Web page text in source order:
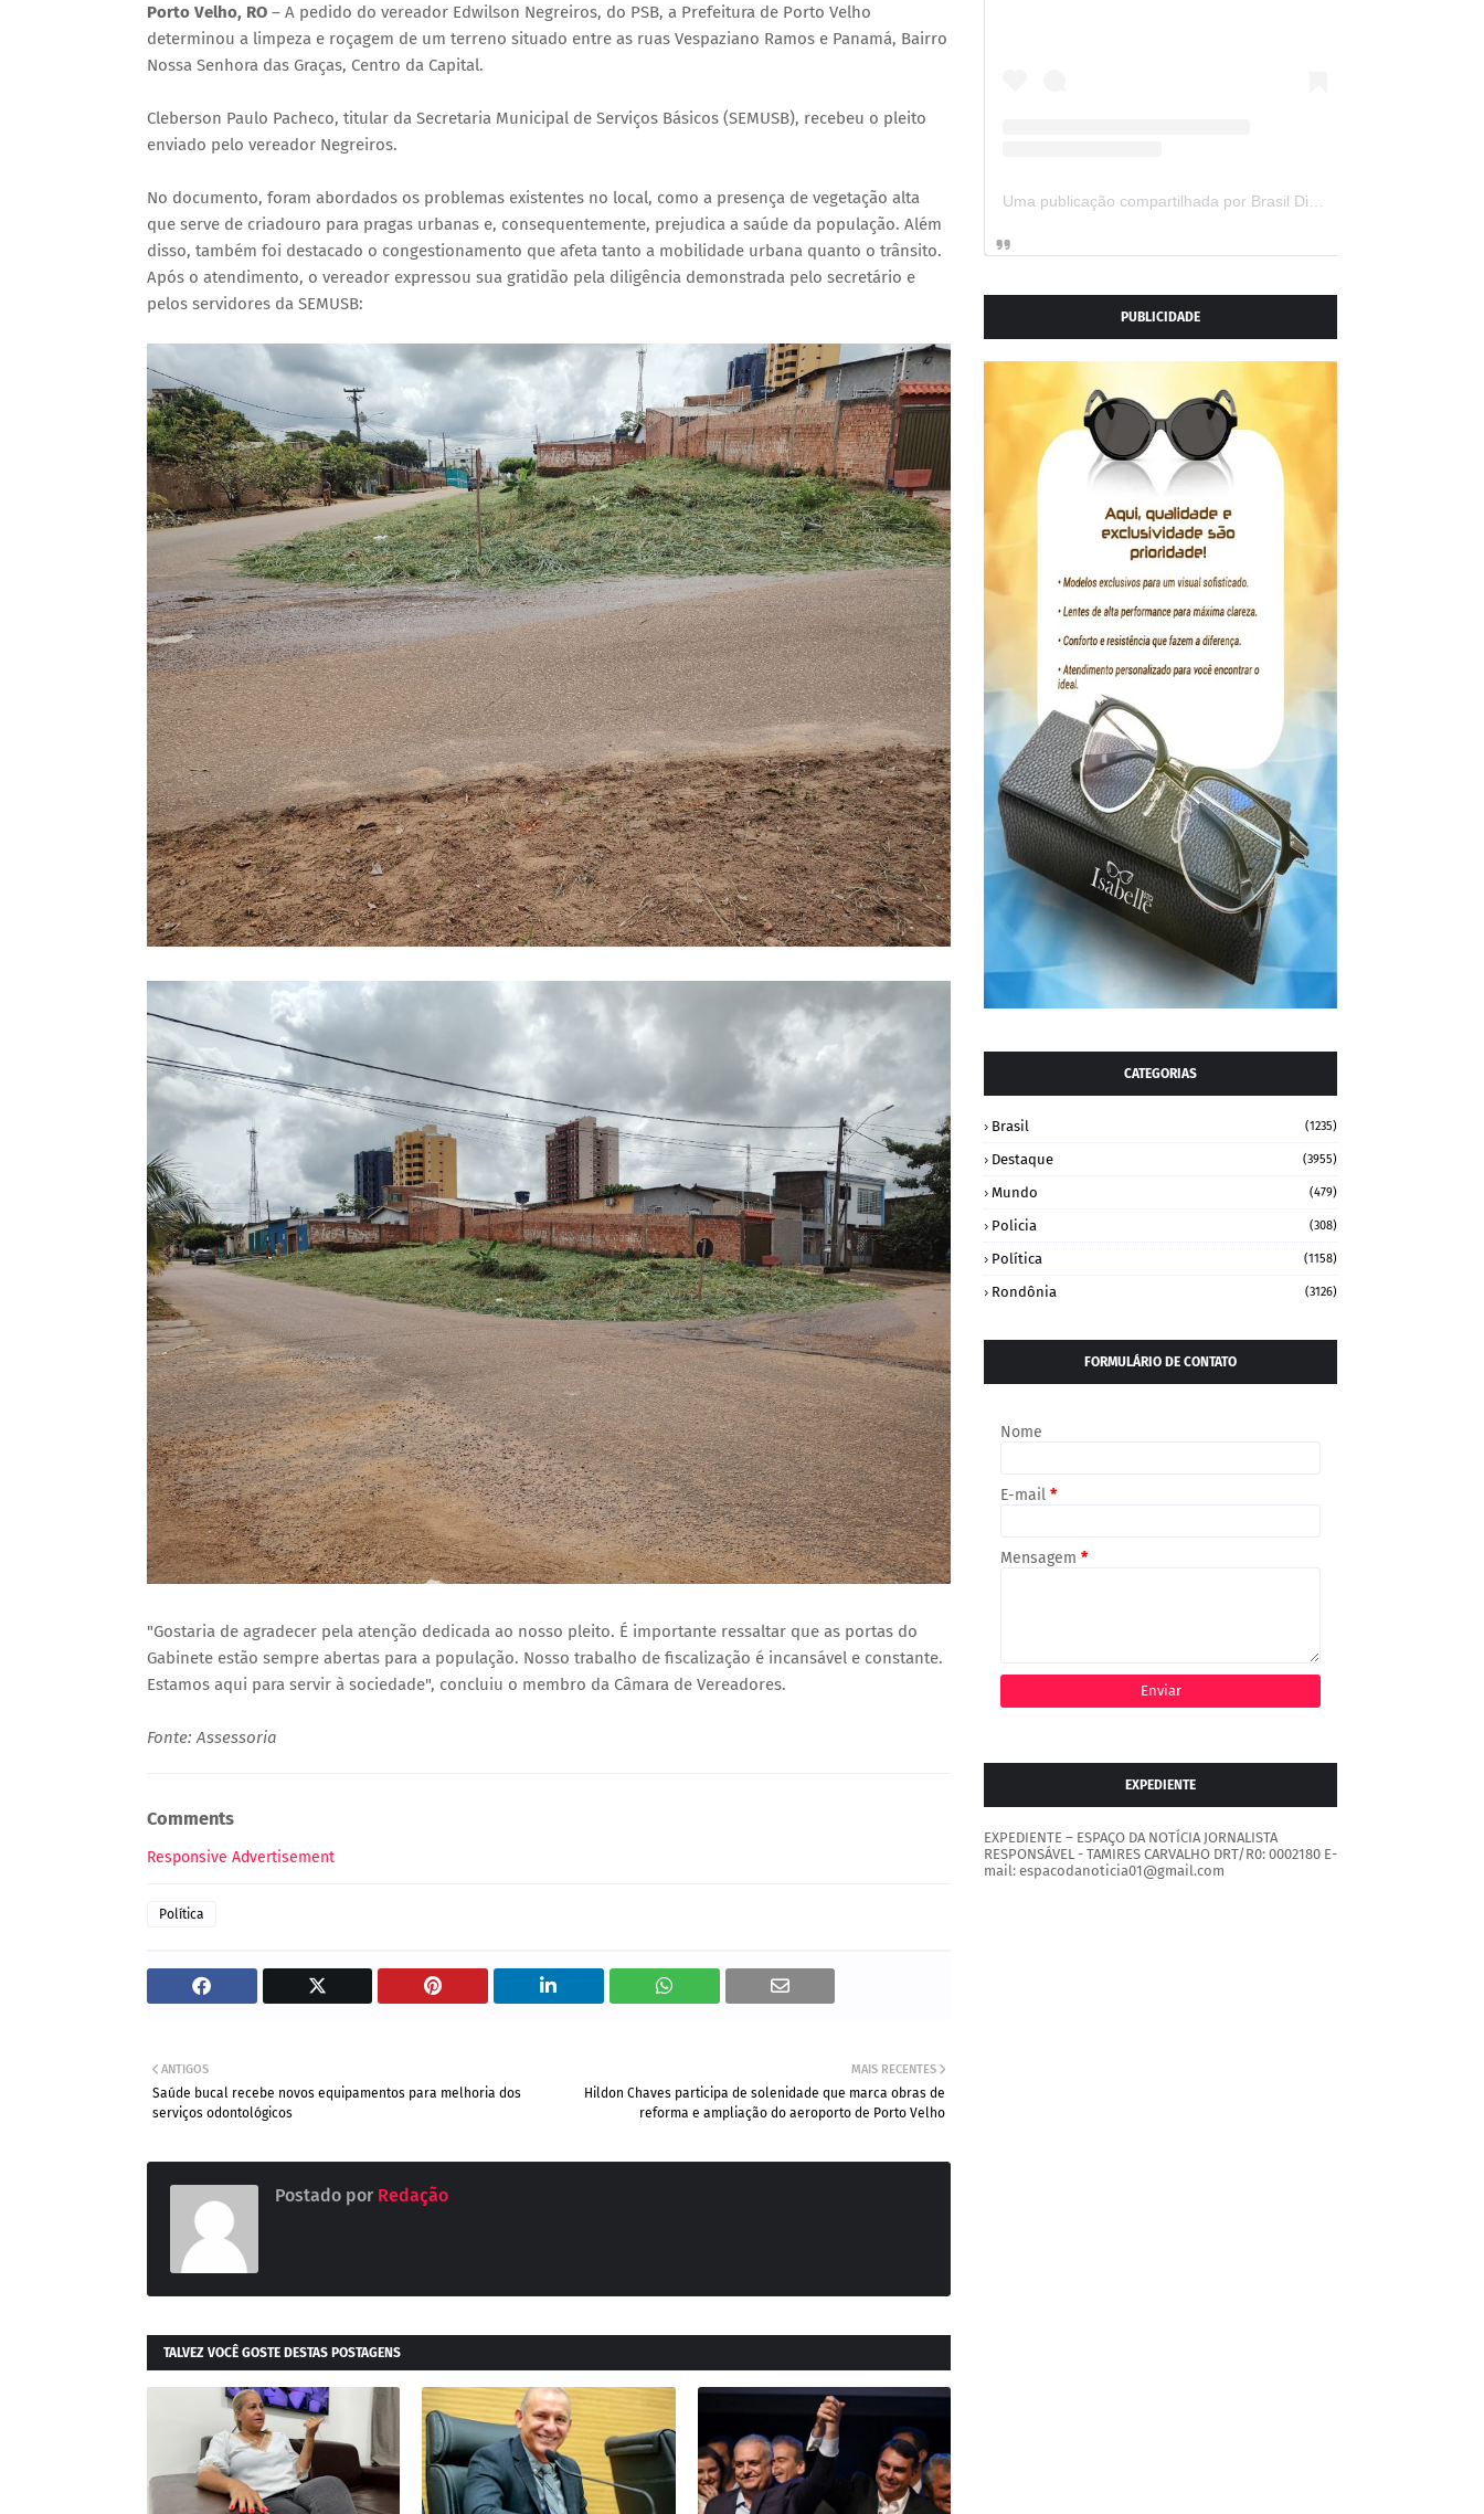
Porto Velho, RO – A pedido do vereador Edwilson Negreiros, do PSB, a Prefeitura de Porto Velho
determinou a limpeza e roçagem de um terreno situado entre as ruas Vespaziano Ramos e Panamá, Bairro
Nossa Senhora das Graças, Centro da Capital.
Cleberson Paulo Pacheco, titular da Secretaria Municipal de Serviços Básicos (SEMUSB), recebeu o pleito
enviado pelo vereador Negreiros.
No documento, foram abordados os problemas existentes no local, como a presença de vegetação alta
que serve de criadouro para pragas urbanas e, consequentemente, prejudica a saúde da população. Além
disso, também foi destacado o congestionamento que afeta tanto a mobilidade urbana quanto o trânsito.
Após o atendimento, o vereador expressou sua gratidão pela diligência demonstrada pelo secretário e
pelos servidores da SEMUSB:
"Gostaria de agradecer pela atenção dedicada ao nosso pleito. É importante ressaltar que as portas do
Gabinete estão sempre abertas para a população. Nosso trabalho de fiscalização é incansável e constante.
Estamos aqui para servir à sociedade", concluiu o membro da Câmara de Vereadores.
Fonte: Assessoria
Comments
Responsive Advertisement
Política
MAIS RECENTES
Hildon Chaves participa de solenidade que marca obras de
reforma e ampliação do aeroporto de Porto Velho
ANTIGOS
Saúde bucal recebe novos equipamentos para melhoria dos
serviços odontológicos
Postado por Redação
TALVEZ VOCÊ GOSTE DESTAS POSTAGENS
PUBLICIDADE
CATEGORIAS
Brasil (1235)
Destaque (3955)
Mundo (479)
Policia (308)
Política (1158)
Rondônia (3126)
FORMULÁRIO DE CONTATO
Nome
E-mail *
Mensagem *
EXPEDIENTE
EXPEDIENTE – ESPAÇO DA NOTÍCIA JORNALISTA
RESPONSÁVEL - TAMIRES CARVALHO DRT/R0: 0002180 E-
mail: espacodanoticia01@gmail.com